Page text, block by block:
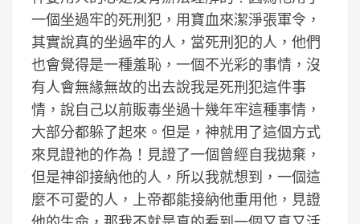
一個坐過牢的死刑犯，用寶血來潔淨張軍令，
其實說真的坐過牢的人，當死刑犯的人，他們
也會覺得是一種羞恥，一個不光彩的事情，沒
有人會無緣無故的出去說我是死刑犯這件事
情，說自己以前販毒坐過十幾年牢這種事情，
大部分都躲了起來。但是，神就用了這個方式
來見證祂的作為！見證了一個曾經自我拋棄，
但是神卻接納他的人，所以我就想到，一個這
麼不可愛的人，上帝都能接納他重用他，見證